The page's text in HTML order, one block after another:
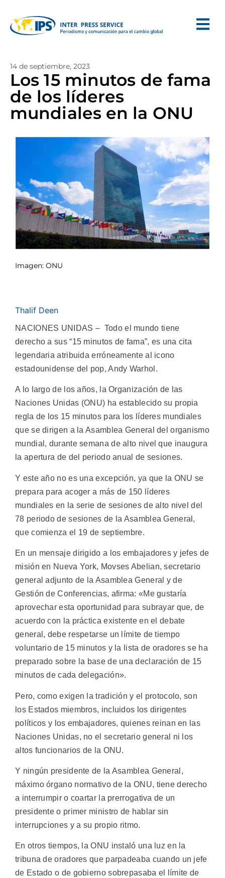
14 de septiembre, 2023
Los 15 minutos de fama
de los líderes
mundiales en la ONU
Imagen: ONU
Thalif Deen
NACIONES UNIDAS – Todo el mundo tiene
derecho a sus “15 minutos de fama”, es una cita
legendaria atribuida erróneamente al icono
estadounidense del pop, Andy Warhol.
A lo largo de los años, la Organización de las
Naciones Unidas (ONU) ha establecido su propia
regla de los 15 minutos para los líderes mundiales
que se dirigen a la Asamblea General del organismo
mundial, durante semana de alto nivel que inaugura
la apertura de del periodo anual de sesiones.
Y este año no es una excepción, ya que la ONU se
prepara para acoger a más de 150 líderes
mundiales en la serie de sesiones de alto nivel del
78 periodo de sesiones de la Asamblea General,
que comienza el 19 de septiembre.
En un mensaje dirigido a los embajadores y jefes de
misión en Nueva York, Movses Abelian, secretario
general adjunto de la Asamblea General y de
Gestión de Conferencias, afirma: «Me gustaría
aprovechar esta oportunidad para subrayar que, de
acuerdo con la práctica existente en el debate
general, debe respetarse un límite de tiempo
voluntario de 15 minutos y la lista de oradores se ha
preparado sobre la base de una declaración de 15
minutos de cada delegación».
Pero, como exigen la tradición y el protocolo, son
los Estados miembros, incluidos los dirigentes
políticos y los embajadores, quienes reinan en las
Naciones Unidas, no el secretario general ni los
altos funcionarios de la ONU.
Y ningún presidente de la Asamblea General,
máximo órgano normativo de la ONU, tiene derecho
a interrumpir o coartar la prerrogativa de un
presidente o primer ministro de hablar sin
interrupciones y a su propio ritmo.
En otros tiempos, la ONU instaló una luz en la
tribuna de oradores que parpadeaba cuando un jefe
de Estado o de gobierno sobrepasaba el límite de